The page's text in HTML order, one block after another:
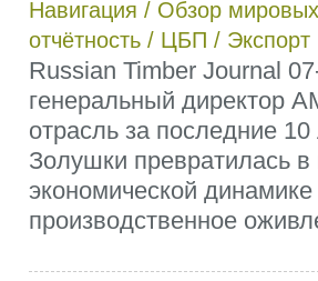
Навигация / Обзор
отчётность / ЦБП / Экспорт
Russian Timber Journal
генеральный директор
отрасль за последние
Золушки превратилась
экономической
производственное